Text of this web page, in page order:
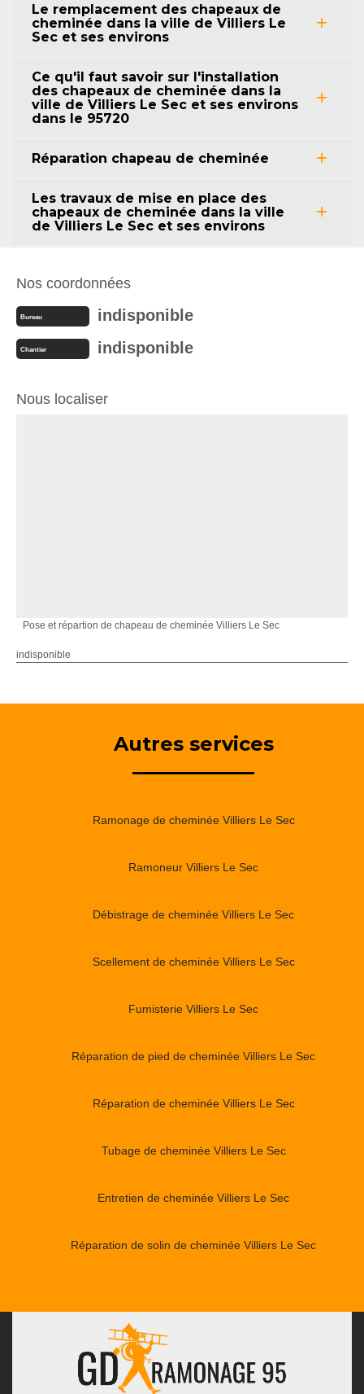
Le remplacement des chapeaux de
cheminée dans la ville de Villiers Le
Sec et ses environs
Ce qu'il faut savoir sur l'installation
des chapeaux de cheminée dans la
ville de Villiers Le Sec et ses environs
dans le 95720
Réparation chapeau de cheminée
Les travaux de mise en place des
chapeaux de cheminée dans la ville
de Villiers Le Sec et ses environs
Nos coordonnées
Bureau indisponible
Chantier indisponible
Nous localiser
Pose et répartion de chapeau de cheminée Villiers Le Sec
indisponible
Autres services
Ramonage de cheminée Villiers Le Sec
Ramoneur Villiers Le Sec
Débistrage de cheminée Villiers Le Sec
Scellement de cheminée Villiers Le Sec
Fumisterie Villiers Le Sec
Réparation de pied de cheminée Villiers Le Sec
Réparation de cheminée Villiers Le Sec
Tubage de cheminée Villiers Le Sec
Entretien de cheminée Villiers Le Sec
Réparation de solin de cheminée Villiers Le Sec